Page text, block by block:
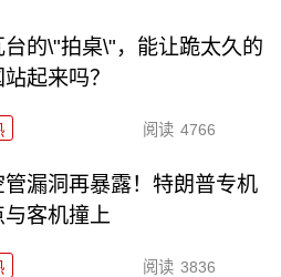
台的\"拍桌\"，能让跪太久的
起来吗？
阅读 4766
管漏洞再暴露！特朗普专机
与客机撞上
阅读 3836